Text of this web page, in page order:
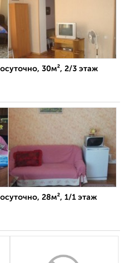
30м², 2/3 этаж
28м², 1/1 этаж